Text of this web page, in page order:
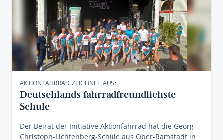
AKTIONFAHRRAD ZEICHNET AUS:
Deutschlands fahrradfreundlichste
Schule
Der Beirat der Initiative Aktionfahrrad hat die Georg-
Christoph-Lichtenberg-Schule aus Ober-Ramstadt in